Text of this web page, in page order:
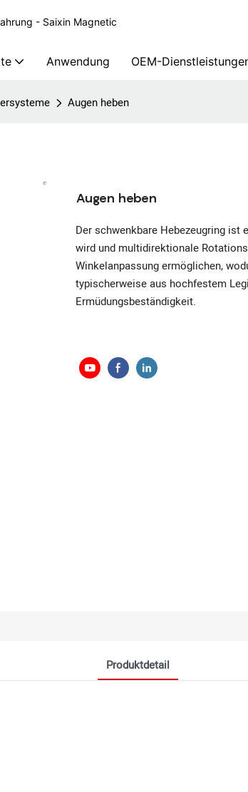
- Saixin Magnetic
Anwendung OEM-
Augen heben
Augen heben
Der schwenkbare Hebezeugring ist
wird und multidirektionale
Winkelanpassung ermöglichen,
typischerweise aus hochfestem
Ermüdungsbeständigkeit.
Produktdetail